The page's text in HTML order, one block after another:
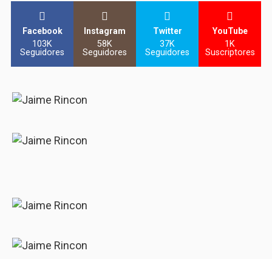
Facebook
103K
Seguidores
Instagram
58K
Seguidores
Twitter
37K
Seguidores
YouTube
1K
Suscriptores